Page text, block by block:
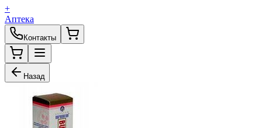
+
Аптека
Контакты
Назад